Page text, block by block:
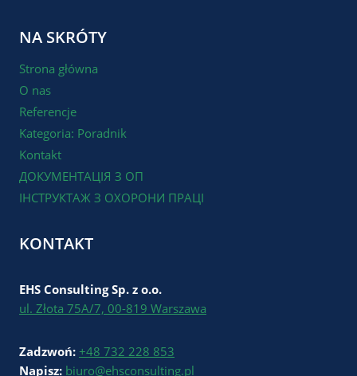
NA SKRÓTY
Strona główna
O nas
Referencje
Kategoria: Poradnik
Kontakt
ДОКУМЕНТАЦІЯ З ОП
ІНСТРУКТАЖ З ОХОРОНИ ПРАЦІ
KONTAKT
EHS Consulting Sp. z o.o.
ul. Złota 75A/7, 00-819 Warszawa
Zadzwoń: +48 732 228 853
Napisz: biuro@ehsconsulting.pl